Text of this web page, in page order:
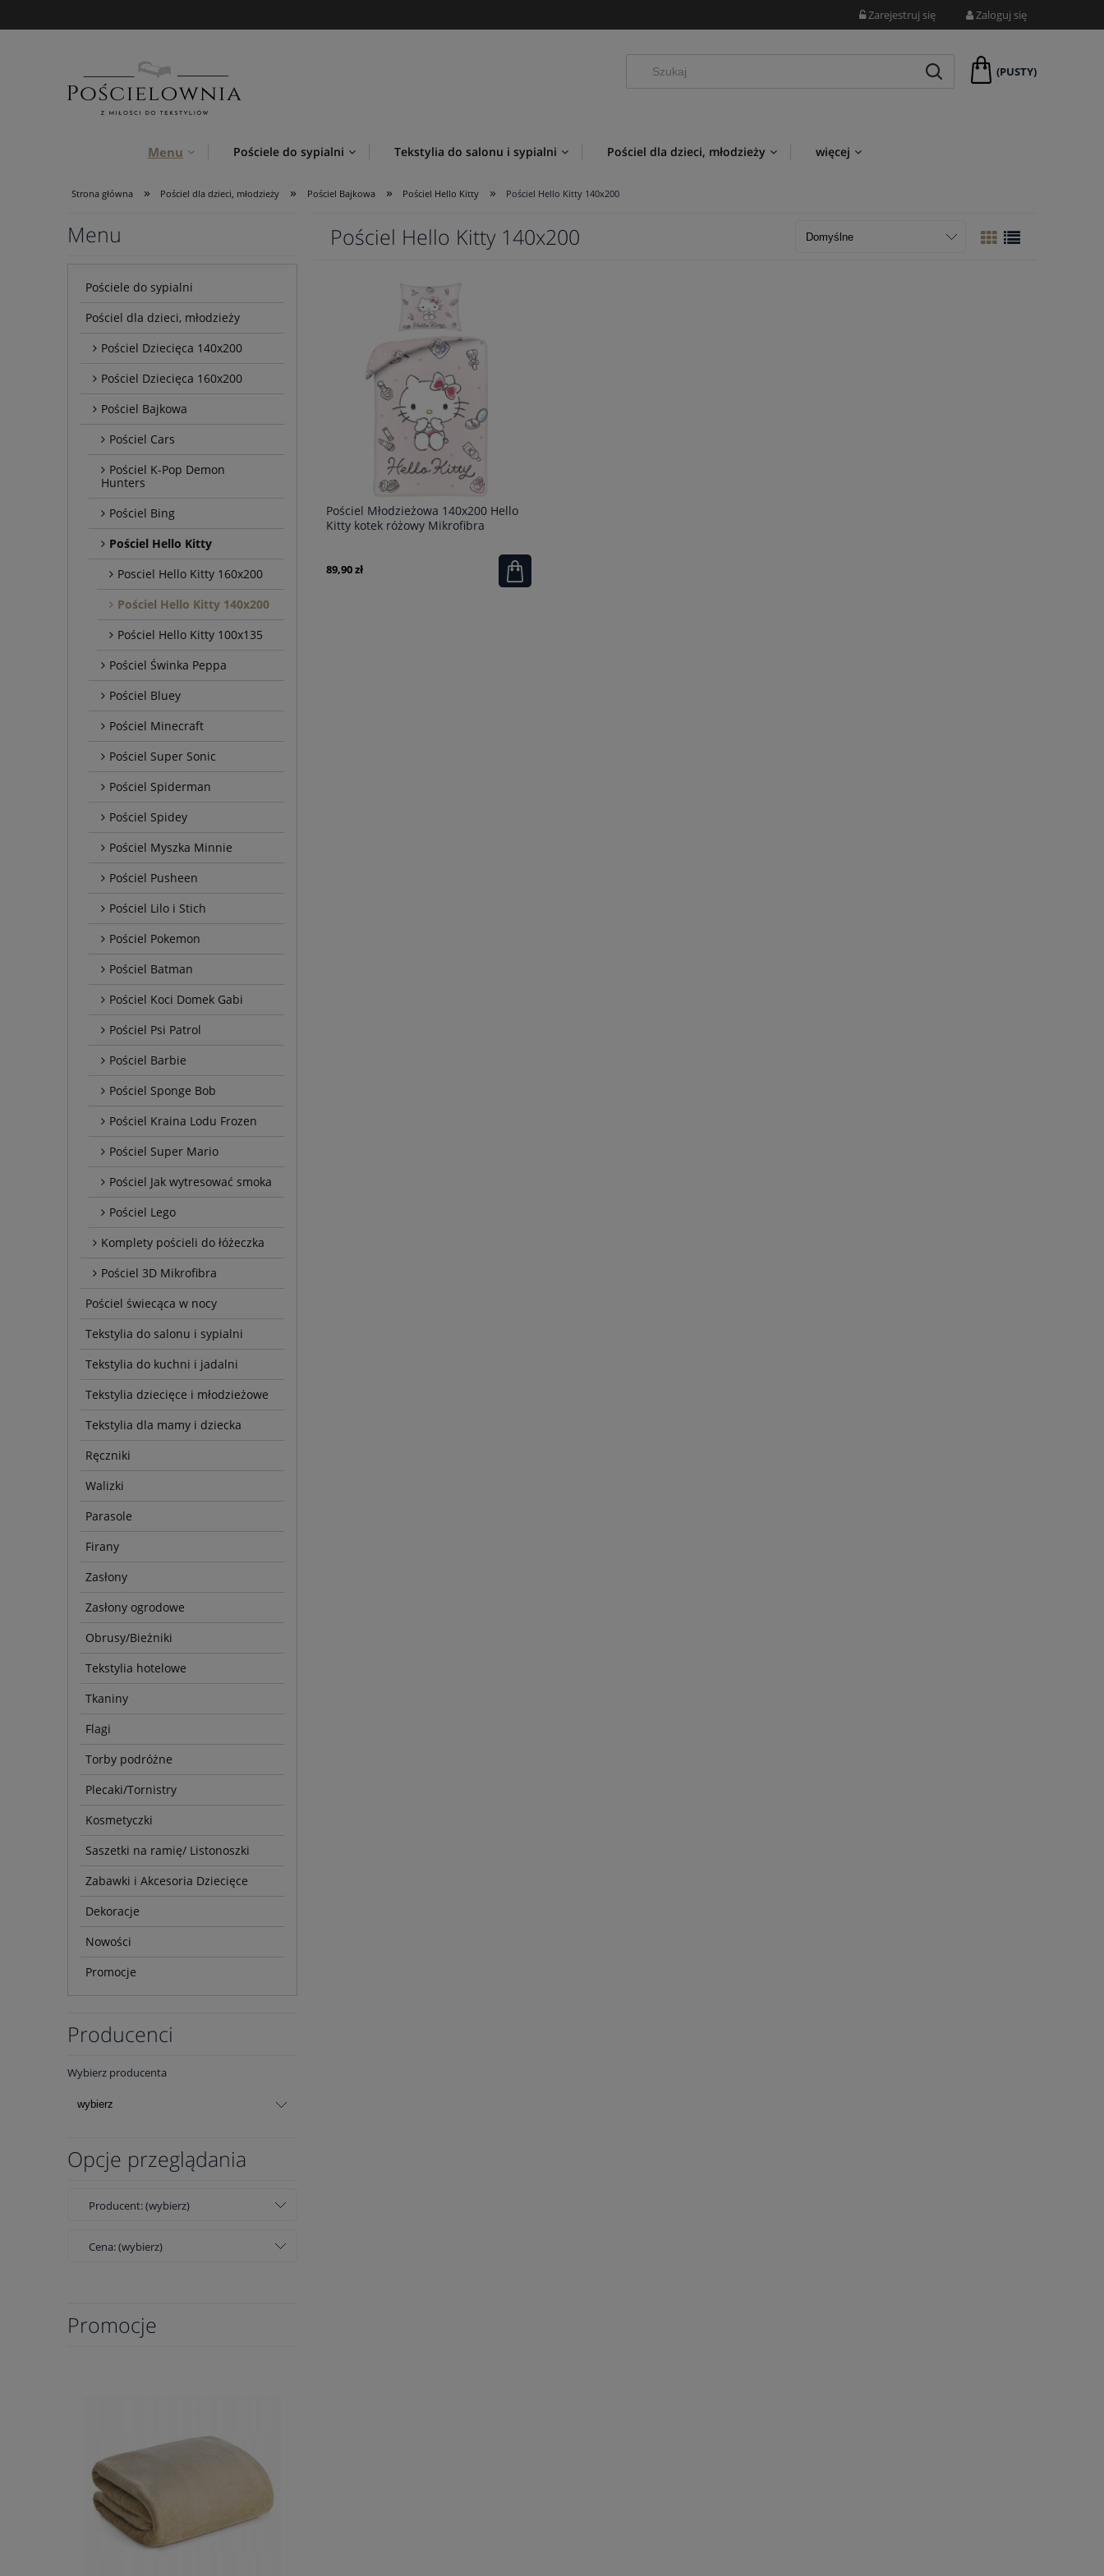
Zarejestruj się Zaloguj się
(PUSTY)
Menu Pościele do sypialni Tekstylia do salonu i sypialni Pościel dla dzieci, młodzieży więcej
Strona główna » Pościel dla dzieci, młodzieży » Pościel Bajkowa » Pościel Hello Kitty » Pościel Hello Kitty 140x200
Menu
Pościele do sypialni
Pościel dla dzieci, młodzieży
Pościel Dziecięca 140x200
Pościel Dziecięca 160x200
Pościel Bajkowa
Pościel Cars
Pościel K-Pop Demon
Hunters
Pościel Bing
Pościel Hello Kitty
Posciel Hello Kitty 160x200
Pościel Hello Kitty 140x200
Pościel Hello Kitty 100x135
Pościel Świnka Peppa
Pościel Bluey
Pościel Minecraft
Pościel Super Sonic
Pościel Spiderman
Pościel Spidey
Pościel Myszka Minnie
Pościel Pusheen
Pościel Lilo i Stich
Pościel Pokemon
Pościel Batman
Pościel Koci Domek Gabi
Pościel Psi Patrol
Pościel Barbie
Pościel Sponge Bob
Pościel Kraina Lodu Frozen
Pościel Super Mario
Pościel Jak wytresować smoka
Pościel Lego
Komplety pościeli do łóżeczka
Pościel 3D Mikrofibra
Pościel świecąca w nocy
Tekstylia do salonu i sypialni
Tekstylia do kuchni i jadalni
Tekstylia dziecięce i młodzieżowe
Tekstylia dla mamy i dziecka
Ręczniki
Walizki
Parasole
Firany
Zasłony
Zasłony ogrodowe
Obrusy/Bieżniki
Tekstylia hotelowe
Tkaniny
Flagi
Torby podróżne
Plecaki/Tornistry
Kosmetyczki
Saszetki na ramię/ Listonoszki
Zabawki i Akcesoria Dziecięce
Dekoracje
Nowości
Promocje
Producenci
Wybierz producenta
Opcje przeglądania
Producent: (wybierz)
Cena: (wybierz)
Promocje
Pościel Hello Kitty 140x200
Pościel Młodzieżowa 140x200 Hello
Kitty kotek różowy Mikrofibra
89,90 zł